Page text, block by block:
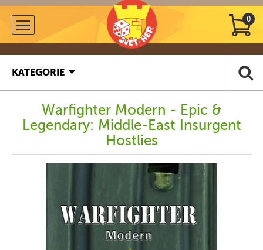
0
KATEGORIE
Warfighter Modern - Epic &
Legendary: Middle-East Insurgent
Hostlies